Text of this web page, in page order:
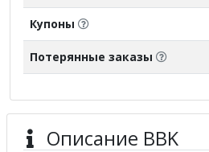
Купоны
Потерянные заказы
Описание BBK